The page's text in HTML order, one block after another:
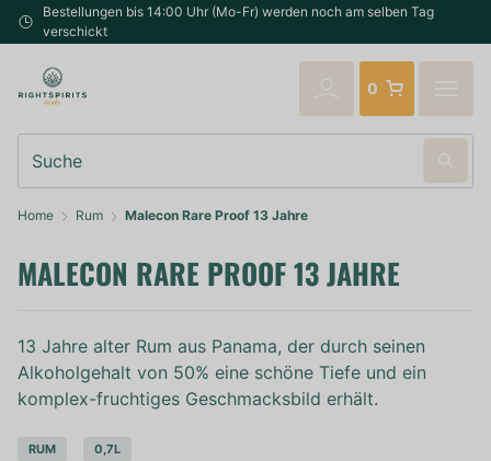
Bestellungen bis 14:00 Uhr (Mo-Fr) werden noch am selben Tag
verschickt
0
Home Rum Malecon Rare Proof 13 Jahre
MALECON RARE PROOF 13 JAHRE
13 Jahre alter Rum aus Panama, der durch seinen
Alkoholgehalt von 50% eine schöne Tiefe und ein
komplex-fruchtiges Geschmacksbild erhält.
RUM 0,7L